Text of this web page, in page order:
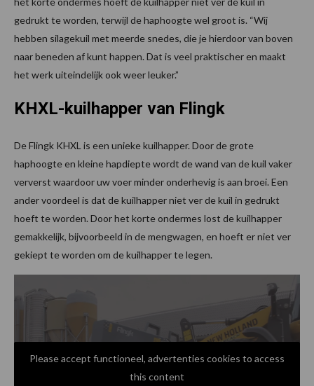
gedrukt te worden, terwijl de haphoogte wel groot is. “Wij
hebben silagekuil met meerde snedes, die je hierdoor van boven
naar beneden af kunt happen. Dat is veel praktischer en maakt
het werk uiteindelijk ook weer leuker.”
KHXL-kuilhapper van Flingk
De Flingk KHXL is een unieke kuilhapper. Door de grote
haphoogte en kleine hapdiepte wordt de wand van de kuil vaker
ververst waardoor uw voer minder onderhevig is aan broei. Een
ander voordeel is dat de kuilhapper niet ver de kuil in gedrukt
hoeft te worden. Door het korte ondermes lost de kuilhapper
gemakkelijk, bijvoorbeeld in de mengwagen, en hoeft er niet ver
gekiept te worden om de kuilhapper te legen.
Please accept functioneel, advertenties cookies to access
this content